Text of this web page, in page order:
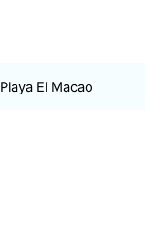
Playa El Macao